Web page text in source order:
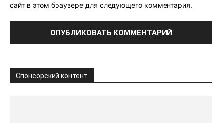
сайт в этом браузере для следующего комментария.
Спонсорский контент